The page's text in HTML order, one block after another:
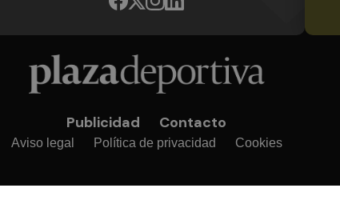
Publicidad Contacto
Aviso legal Política de privacidad Cookies